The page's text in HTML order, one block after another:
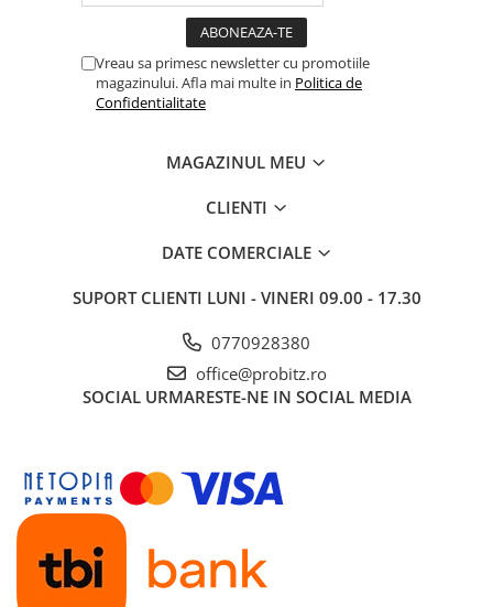
Vreau sa primesc newsletter cu promotiile
magazinului. Afla mai multe in Politica de
Confidentialitate
MAGAZINUL MEU
CLIENTI
DATE COMERCIALE
SUPORT CLIENTI LUNI - VINERI 09.00 - 17.30
0770928380
office@probitz.ro
SOCIAL URMARESTE-NE IN SOCIAL MEDIA